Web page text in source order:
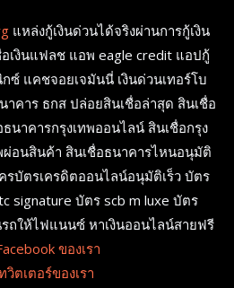
แหล่งกู้เงินด่วนได้จริงผ่านการกู้เงิน
เงินแฟลช แอพ eagle credit แอปกู้
ซ์ แคชจอยเจมันนี่ เงินด่วนเทอร์โบ
คาร ธกส ปล่อยสินเชื่อล่าสุด สินเชื่อ
นาคารกรุงเทพออนไลน์ สินเชื่อกรุง
อนสินค้า สินเชื่อธนาคารไหนอนุมัติ
รบัตรเครดิตออนไลน์อนุมัติเร็ว บัตร
signature บัตร scb m luxe บัตร
ถให้ไฟแนนซ์ หาเงินออนไลน์สายฟรี
ของเรา
ตเตอร์ของเรา